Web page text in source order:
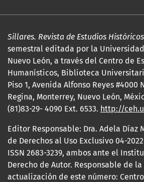
Sillares. Revista de Estudios Históricos
semestral editada por la
Nuevo León, a través del Centro de
Humanísticos, Biblioteca
Piso 1, Avenida Alfonso Reyes #4000
Regina, Monterrey, Nuevo León,
(81)83-29- 4090 Ext. 6533. http://
Editor Responsable: Dra. Adela Díaz
de Derechos al Uso Exclusivo 04-
ISSN 2683-3239, ambos ante el
Derecho de Autor. Responsable de
actualización de este número: